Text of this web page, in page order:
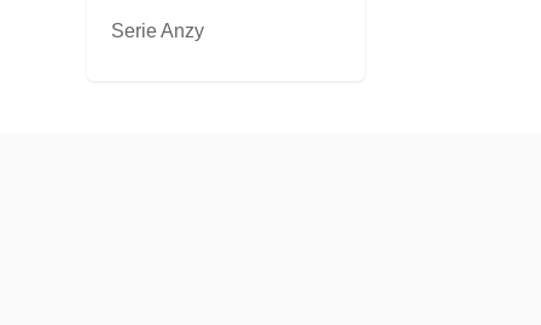
Serie Anzy